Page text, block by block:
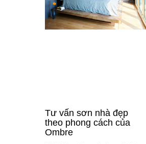
Tư vấn sơn nhà đẹp
theo phong cách của
Ombre